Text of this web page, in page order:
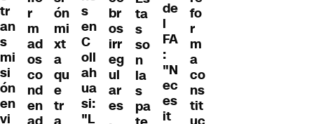
tr
an
s
mi
si
ón
en
vi
r
m
ad
os
co
nd
en
ón
mi
xt
a
qu
e
tr
s
en
C
oll
ah
ua
si:
"L
br
os
irr
eg
ul
ar
es
ta
s
so
n
la
s
pa
de
l
FA
:
"N
ec
es
it
fo
r
m
a
co
ns
tit